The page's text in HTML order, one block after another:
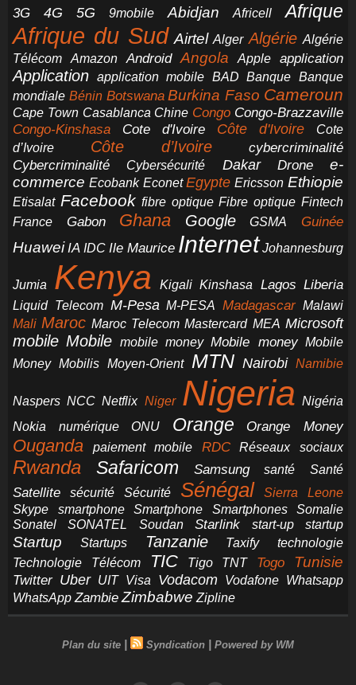
3G 4G 5G 9mobile Abidjan Africell Afrique
Afrique du Sud Airtel Alger Algérie Algérie
Télécom
Amazon Android Angola Apple application
Application application mobile BAD Banque Banque
mondiale Bénin Botswana Burkina Faso Cameroun
Cape Town Casablanca Chine Congo Congo-Brazzaville
Congo-Kinshasa Cote d'Ivoire Côte d'Ivoire
Cote
d’Ivoire
Côte d’Ivoire
cybercriminalité
Cybercriminalité
Cybersécurité Dakar Drone
e-
commerce Ecobank Econet Egypte Ericsson Ethiopie
Etisalat Facebook fibre optique Fibre optique Fintech
France
Gabon Ghana Google GSMA Guinée
Huawei IA IDC Ile Maurice Internet Johannesburg
Jumia Kenya Kigali Kinshasa Lagos Liberia
Liquid Telecom M-Pesa M-PESA Madagascar Malawi
Mali Maroc Maroc Telecom Mastercard MEA Microsoft
mobile Mobile mobile money Mobile money Mobile
Money Mobilis Moyen-Orient MTN Nairobi Namibie
Naspers NCC Netflix Niger Nigeria Nigéria
Nokia
numérique ONU Orange Orange Money
Ouganda paiement mobile RDC Réseaux sociaux
Rwanda Safaricom Samsung santé Santé
Satellite sécurité Sécurité Sénégal
Sierra Leone
Skype
smartphone Smartphone Smartphones
Somalie
Sonatel
SONATEL Soudan Starlink start-up startup
Startup Startups Tanzanie Taxify
technologie
Technologie
Télécom TIC Tigo TNT Togo Tunisie
Twitter Uber UIT Visa Vodacom Vodafone Whatsapp
WhatsApp Zambie Zimbabwe Zipline
Plan du site | Syndication | Powered by WM